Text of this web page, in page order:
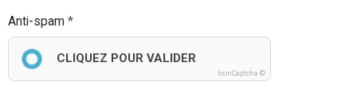
Anti-spam
CLIQUEZ POUR VALIDER
IconCaptcha ©